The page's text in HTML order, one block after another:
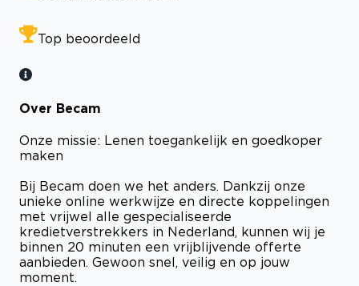
Top beoordeeld
Over Becam
Onze missie: Lenen toegankelijk en goedkoper
maken
Bij Becam doen we het anders. Dankzij onze
unieke online werkwijze en directe koppelingen
met vrijwel alle gespecialiseerde
kredietverstrekkers in Nederland, kunnen wij je
binnen 20 minuten een vrijblijvende offerte
aanbieden. Gewoon snel, veilig en op jouw
moment.